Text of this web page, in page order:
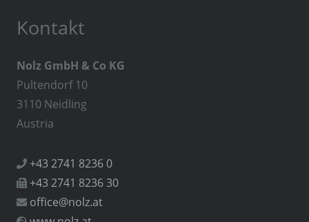
Kontakt
Nolz GmbH & Co KG
Pultendorf 10
3110 Neidling
Austria
 +43 2741 8236 0
 +43 2741 8236 30
 office@nolz.at